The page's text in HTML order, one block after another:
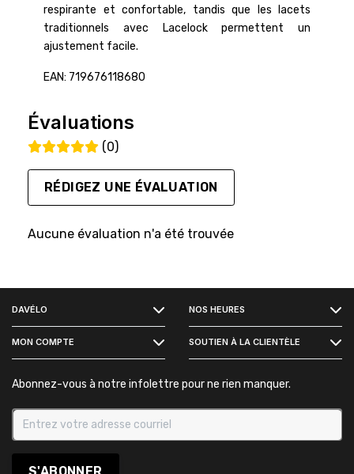
respirante et confortable, tandis que les lacets
traditionnels avec Lacelock permettent un
ajustement facile.
EAN: 719676118680
Évaluations
(0)
RÉDIGEZ UNE ÉVALUATION
Aucune évaluation n'a été trouvée
DAVÉLO NOS HEURES
MON COMPTE SOUTIEN À LA CLIENTÈLE
Abonnez-vous à notre infolettre pour ne rien manquer.